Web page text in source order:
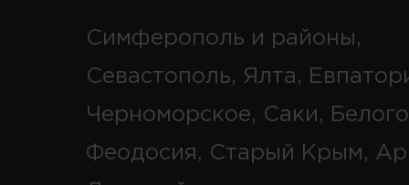
Симферополь и районы,
Севастополь, Ялта,
Черноморское, Саки,
Феодосия, Старый Крым,